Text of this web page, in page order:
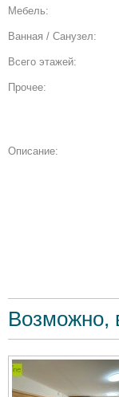
Мебель:
Ванная / Санузел:
Всего этажей:
Прочее:
Описание:
Возможно,